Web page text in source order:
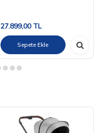
27.899,00TL
Sepete Ekle